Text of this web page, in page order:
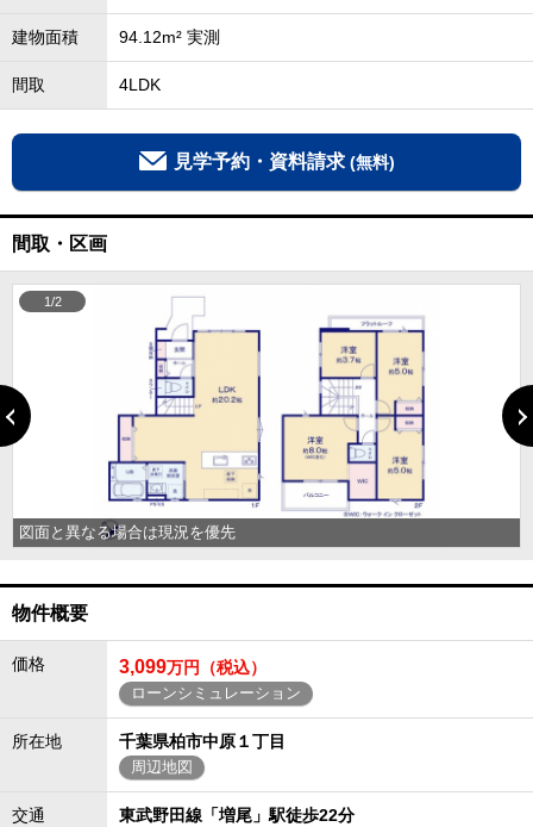
建物面積 94.12m² 実測
間取 4LDK
見学予約・資料請求 (無料)
間取・区画
図面と異なる場合は現況を優先
1/2
物件概要
価格 3,099万円（税込）
ローンシミュレーション
所在地 千葉県柏市中原１丁目
周辺地図
交通
東武野田線「増尾」駅徒歩22分